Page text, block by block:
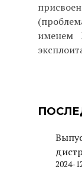
именем
2024-